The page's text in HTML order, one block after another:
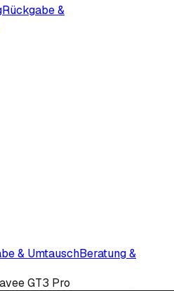
Rückgabe &
& UmtauschBeratung &
GT3 Pro